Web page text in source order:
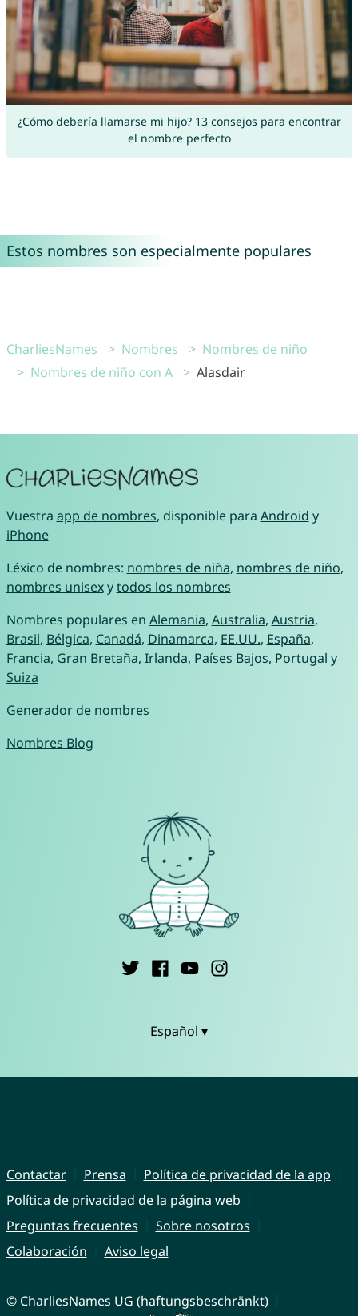
¿Cómo debería llamarse mi hijo? 13 consejos para encontrar
el nombre perfecto
Estos nombres son especialmente populares
CharliesNames Nombres
Nombres de niño
Nombres de niño con A
Alasdair
Vuestra app de nombres, disponible para Android y
iPhone
Léxico de nombres: nombres de niña, nombres de niño,
nombres unisexytodos los nombres
Nombres populares en Alemania, Australia, Austria,
Brasil, Bélgica, Canadá, Dinamarca, EE.UU., España,
Francia, Gran Bretaña, Irlanda, Países Bajos, Portugal y
Suiza
Generador de nombres
Nombres Blog
Español ▾
Contactar Prensa
Política de privacidad de la app
Política de privacidad de la página web
Preguntas frecuentes
Sobre nosotros
Colaboración
Aviso legal
© CharliesNames UG (haftungsbeschränkt)